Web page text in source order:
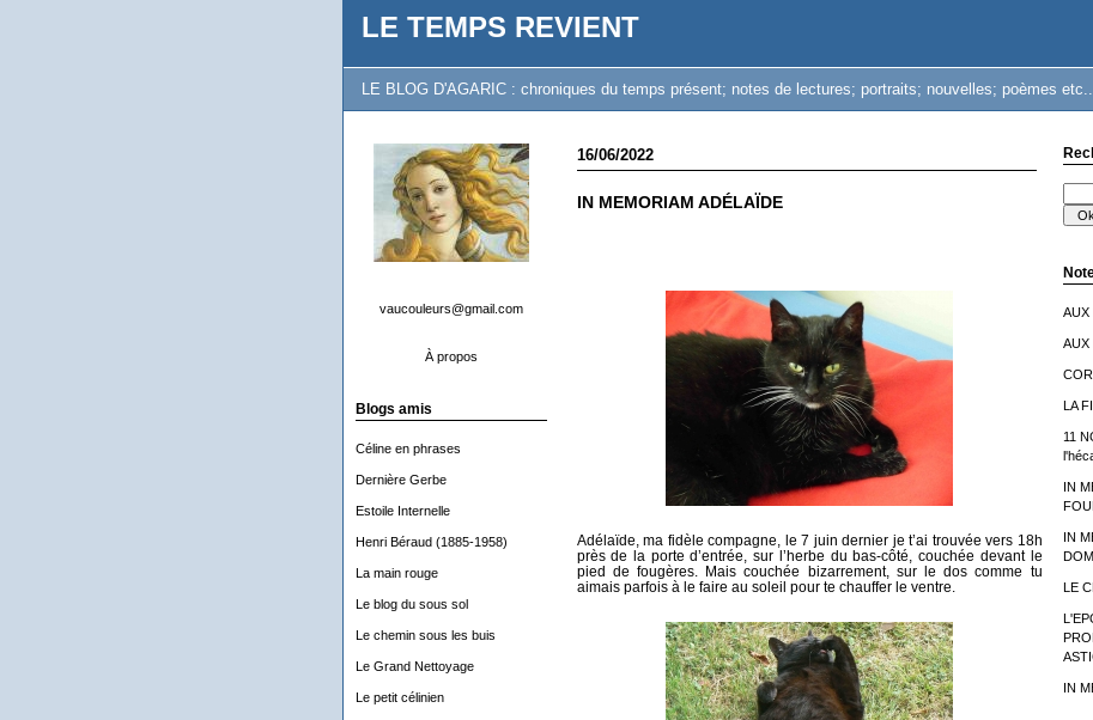
LE TEMPS REVIENT
LE BLOG D'AGARIC : chroniques du temps présent; notes de lectures; portraits; nouvelles; poèmes
vaucouleurs@gmail.com
À propos
Blogs amis
Céline en phrases
Dernière Gerbe
Estoile Internelle
Henri Béraud (1885-1958)
La main rouge
Le blog du sous sol
Le chemin sous les buis
Le Grand Nettoyage
Le petit célinien
AUX
AUX
LA
11
IN
IN
LE
IN
16/06/2022
IN MEMORIAM ADÉLAÏDE
Adélaïde, ma fidèle compagne, le 7 juin dernier je t’ai trouvée vers 18h
près de la porte d’entrée, sur l’herbe du bas-côté, couchée devant le
pied de fougères. Mais couchée bizarrement, sur le dos comme tu
aimais parfois à le faire au soleil pour te chauffer le ventre.